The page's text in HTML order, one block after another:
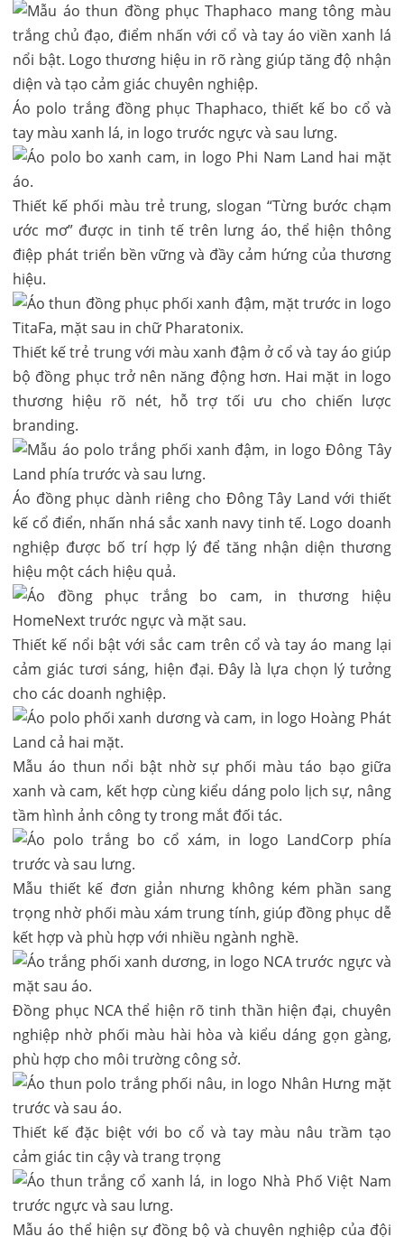
Áo polo trắng đồng phục Thaphaco, thiết kế bo cổ và
tay màu xanh lá, in logo trước ngực và sau lưng.
Thiết kế phối màu trẻ trung, slogan “Từng bước chạm
ước mơ” được in tinh tế trên lưng áo, thể hiện thông
điệp phát triển bền vững và đầy cảm hứng của thương
hiệu.
Thiết kế trẻ trung với màu xanh đậm ở cổ và tay áo giúp
bộ đồng phục trở nên năng động hơn. Hai mặt in logo
thương hiệu rõ nét, hỗ trợ tối ưu cho chiến lược
branding.
Áo đồng phục dành riêng cho Đông Tây Land với thiết
kế cổ điển, nhấn nhá sắc xanh navy tinh tế. Logo doanh
nghiệp được bố trí hợp lý để tăng nhận diện thương
hiệu một cách hiệu quả.
Thiết kế nổi bật với sắc cam trên cổ và tay áo mang lại
cảm giác tươi sáng, hiện đại. Đây là lựa chọn lý tưởng
cho các doanh nghiệp.
Mẫu áo thun nổi bật nhờ sự phối màu táo bạo giữa
xanh và cam, kết hợp cùng kiểu dáng polo lịch sự, nâng
tầm hình ảnh công ty trong mắt đối tác.
Mẫu thiết kế đơn giản nhưng không kém phần sang
trọng nhờ phối màu xám trung tính, giúp đồng phục dễ
kết hợp và phù hợp với nhiều ngành nghề.
Đồng phục NCA thể hiện rõ tinh thần hiện đại, chuyên
nghiệp nhờ phối màu hài hòa và kiểu dáng gọn gàng,
phù hợp cho môi trường công sở.
Thiết kế đặc biệt với bo cổ và tay màu nâu trầm tạo
cảm giác tin cậy và trang trọng
Mẫu áo thể hiện sự đồng bộ và chuyên nghiệp của đội